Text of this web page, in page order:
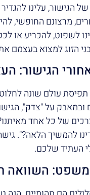
הגישור, עלינו
מרצונם החופשי,
לשפוט, להכריע או
הזוג למצוא בעצמם
הגישור:
תפיסת עולם שונה
על "צדק",
של כל אחד
להמשיך הלאה?".
העתיד שלכם.
משפט: השוואה